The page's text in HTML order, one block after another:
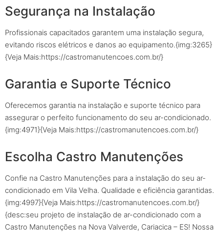
Segurança na Instalação
Profissionais capacitados garantem uma instalação segura,
evitando riscos elétricos e danos ao equipamento.{img:3265}
{Veja Mais:https://castromanutencoes.com.br/}
Garantia e Suporte Técnico
Oferecemos garantia na instalação e suporte técnico para
assegurar o perfeito funcionamento do seu ar-condicionado.
{img:4971}{Veja Mais:https://castromanutencoes.com.br/}
Escolha Castro Manutenções
Confie na Castro Manutenções para a instalação do seu ar-
condicionado em Vila Velha. Qualidade e eficiência garantidas.
{img:4997}{Veja Mais:https://castromanutencoes.com.br/}
{desc:seu projeto de instalação de ar-condicionado com a
Castro Manutenções na Nova Valverde, Cariacica – ES! Nossa